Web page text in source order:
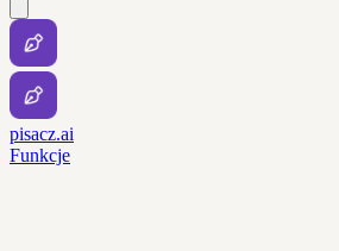
pisacz.ai
Funkcje